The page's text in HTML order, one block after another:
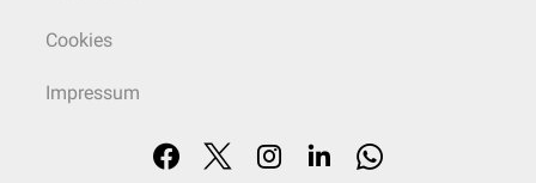
Cookies
Impressum